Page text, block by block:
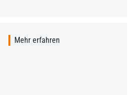
Mehr erfahren